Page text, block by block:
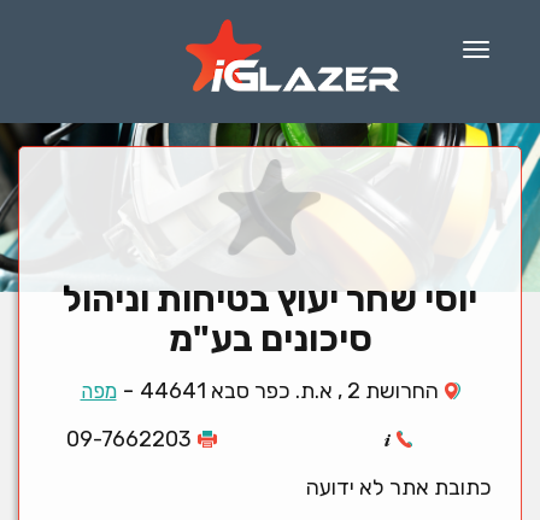
Menu
יוסי שחר יעוץ בטיחות וניהול
סיכונים בע"מ
החרושת 2 , א.ת. כפר סבא 44641 -מפה
09-7662203
כתובת אתר לא ידועה